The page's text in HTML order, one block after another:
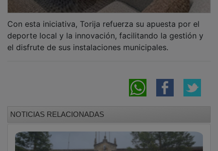
El convenio de Diputación y Guardia Civil de
2026 da continuidad a las obras en los
cuarteles de Cifuentes y Torija